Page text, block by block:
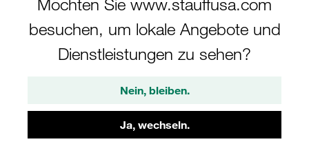
Möchten Sie www.stauffusa.com
besuchen, um lokale Angebote und
Dienstleistungen zu sehen?
Nein, bleiben.
Ja, wechseln.